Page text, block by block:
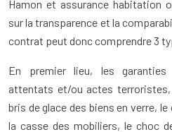
Hamon et assurance habitation
sur la transparence et la
contrat peut donc comprendre 3
En premier lieu, les garanties
attentats et/ou actes
bris de glace des biens en verre,
la casse des mobiliers, le choc